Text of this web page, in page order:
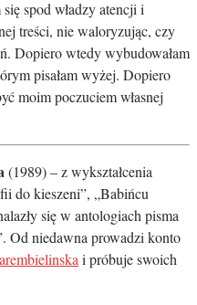
spod władzy atencji i
treści, nie waloryzując, czy
Dopiero wtedy wybudowałam
pisałam wyżej. Dopiero
moim poczuciem własnej
(1989) – z wykształcenia
do kieszeni”, „Babińcu
się w antologiach pisma
Od niedawna prowadzi konto
i próbuje swoich